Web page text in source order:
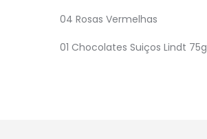
04 Rosas Vermelhas
01 Chocolates Suiços Lindt 75g